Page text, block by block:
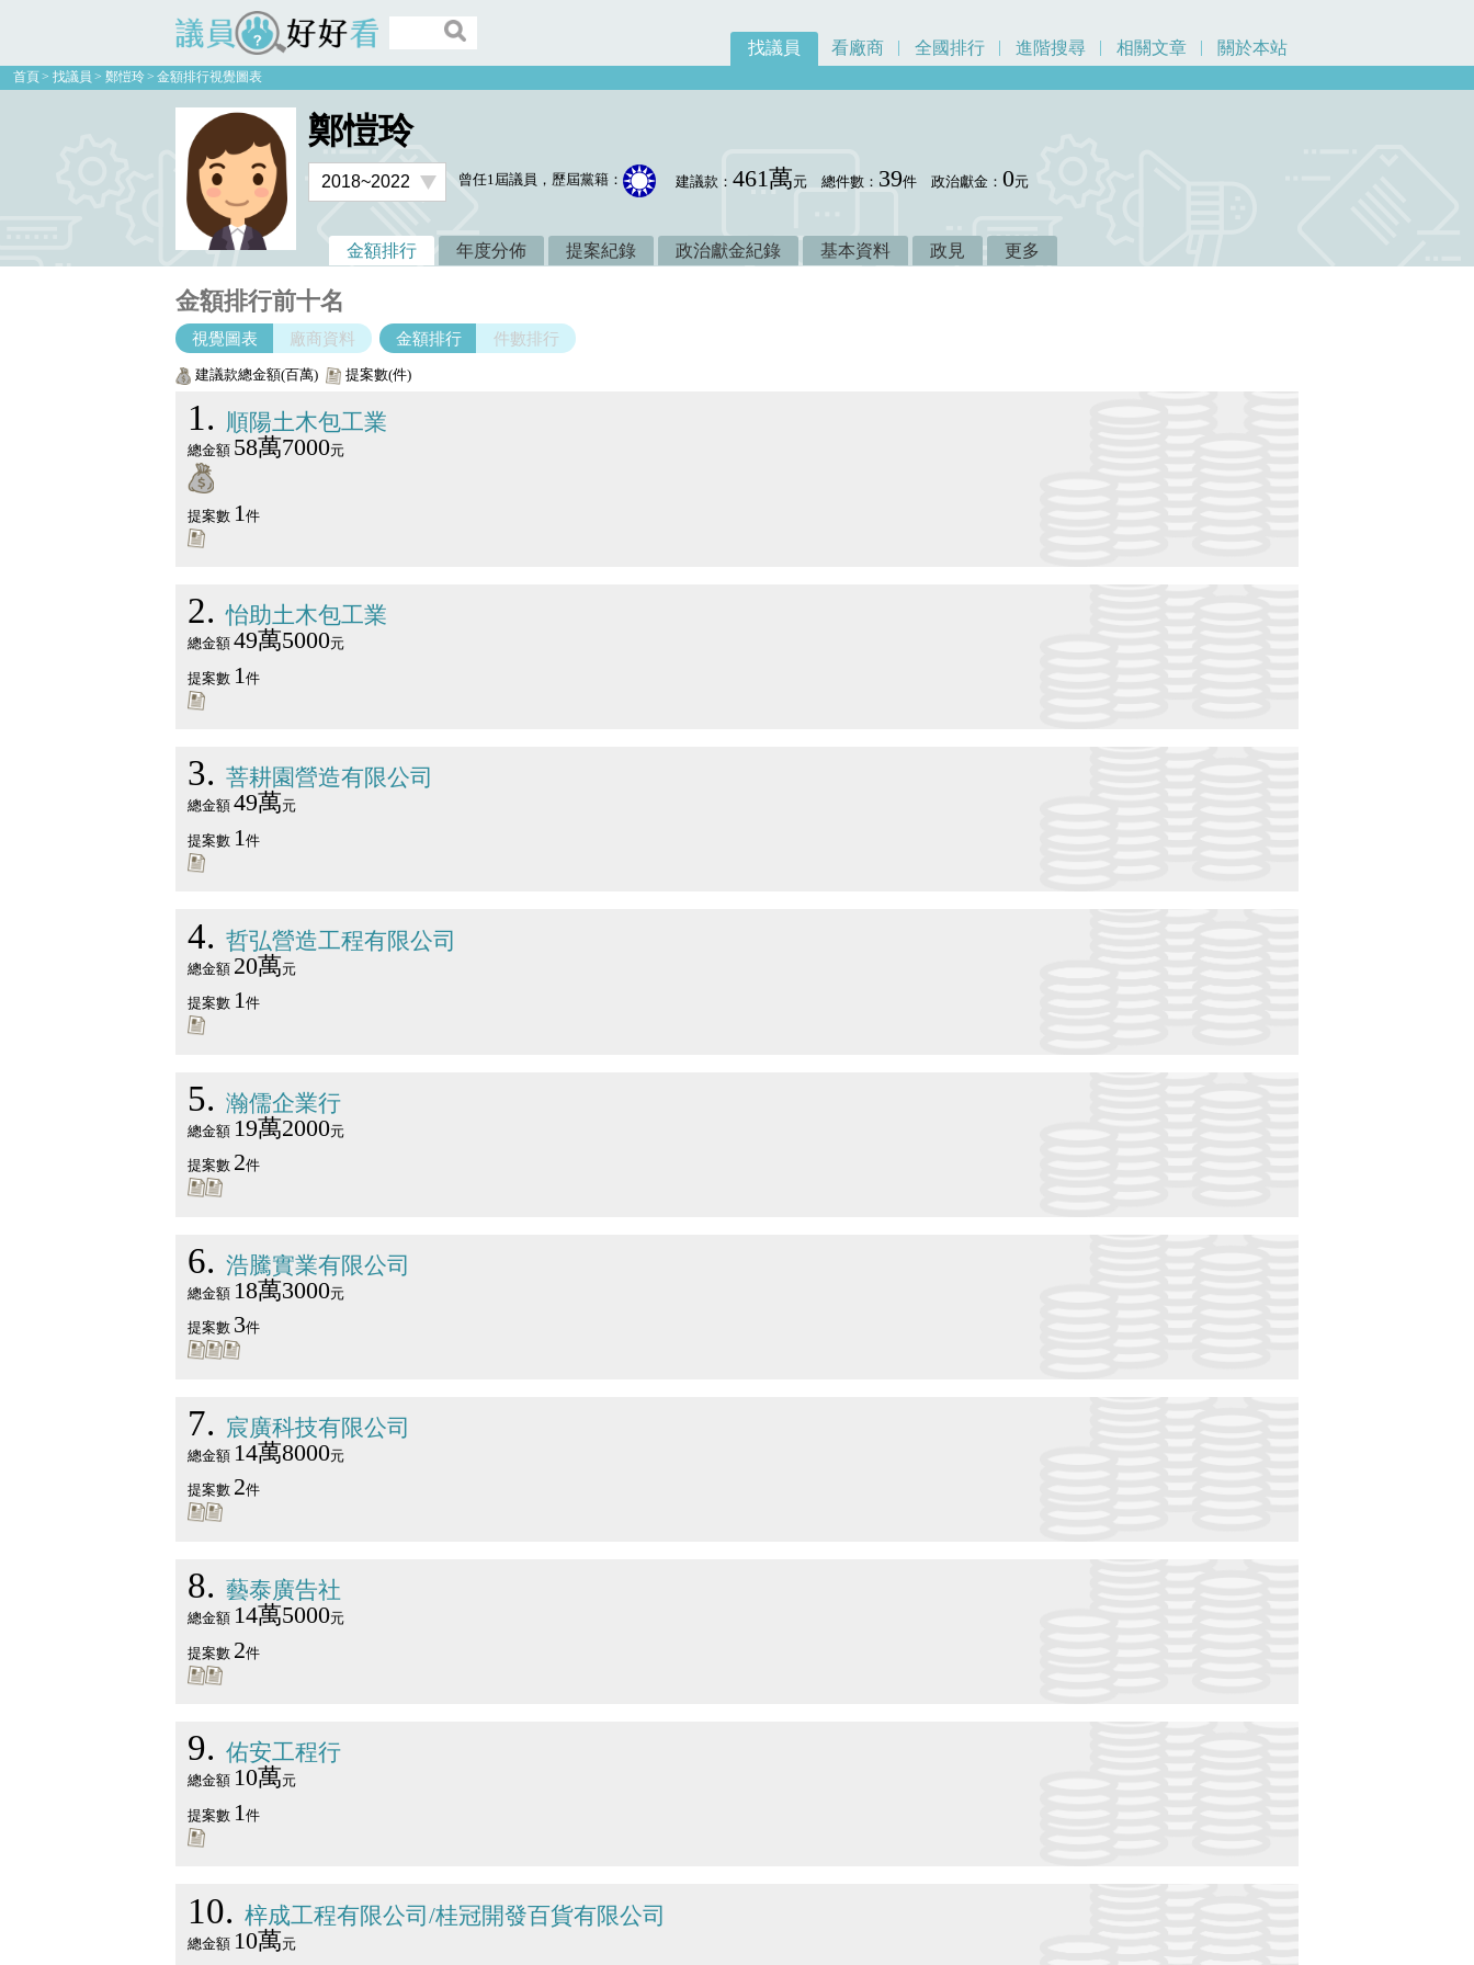
議員好好看
找議員 看廠商 全國排行 進階搜尋 相關文章 關於本站
首頁 找議員 鄭愷玲 金額排行視覺圖表
鄭愷玲
曾任1屆議員，歷屆黨籍： 建議款：461萬元 總件數： 39件 政治獻金：0元
金額排行 年度分佈 提案紀錄 政治獻金紀錄 基本資料 政見 更多
金額排行前十名
視覺圖表 廠商資料 金額排行 件數排行
建議款總金額(百萬) 提案數(件)
1 順陽土木包工業
總金額 58萬7000元
提案數 1件
2 怡助土木包工業
總金額49萬5000元
提案數 1件
3 菩耕園營造有限公司
總金額49萬元
提案數 1件
4 哲弘營造工程有限公司
總金額 20萬元
提案數 1件
5 瀚儒企業行
總金額 19萬2000元
提案數 2件
6 浩騰實業有限公司
總金額 18萬3000元
提案數 3件
7 宸廣科技有限公司
總金額 14萬8000元
提案數 2件
8 藝泰廣告社
總金額 14萬5000元
提案數 2件
9 佑安工程行
總金額 10萬元
提案數 1件
10 梓成工程有限公司/桂冠開發百貨有限公司
總金額 10萬元